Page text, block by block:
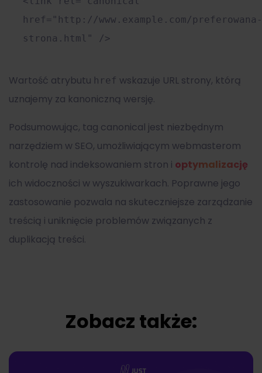
href= "http://www.example.com/preferowana-
strona.html"
/>
Wartość atrybutu href wskazuje URL strony, którą
uznajemy za kanoniczną wersję.
Podsumowując, tag canonical jest niezbędnym
narzędziem w SEO, umożliwiającym webmasterom
kontrolę nad indeksowaniem stron i optymalizację
ich widoczności w wyszukiwarkach. Poprawne jego
zastosowanie pozwala na skuteczniejsze zarządzanie
treścią i uniknięcie problemów związanych z
duplikacją treści.
Zobacz także: